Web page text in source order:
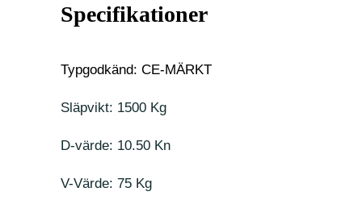
Specifikationer
Typgodkänd: CE-MÄRKT
Släpvikt: 1500 Kg
D-värde: 10.50 Kn
V-Värde: 75 Kg